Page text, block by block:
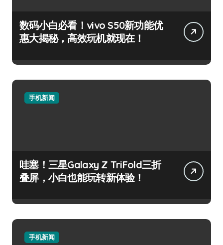
数码小白必看！vivo S50新功能优
惠大揭秘，高效玩机就现在！
手机新闻
哇塞！三星Galaxy Z TriFold三折
叠屏，小白也能玩转新体验！
手机新闻